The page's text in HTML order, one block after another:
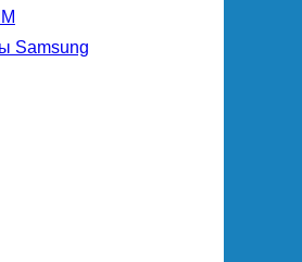
Samsung